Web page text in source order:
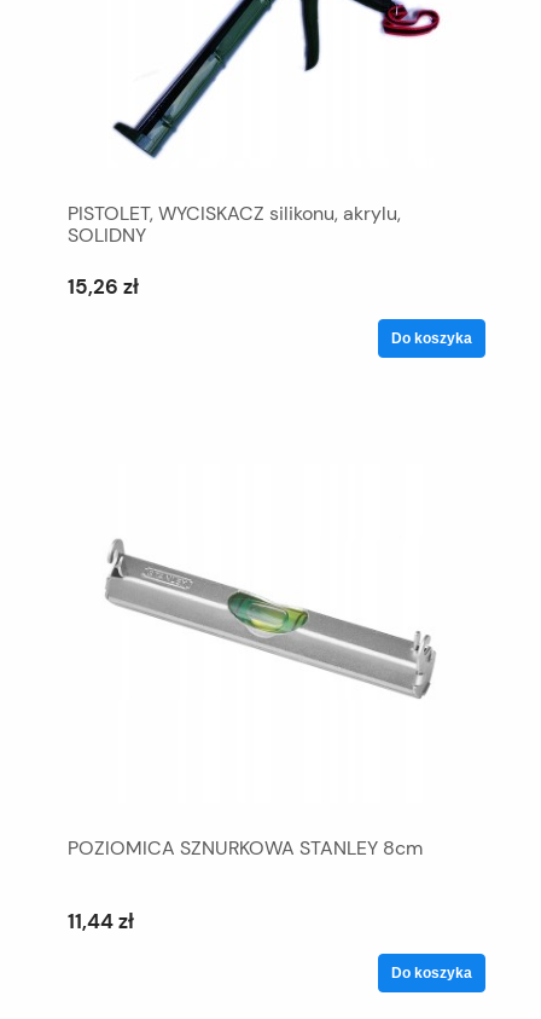
PISTOLET, WYCISKACZ silikonu, akrylu,
SOLIDNY
15,26 zł
Do koszyka
POZIOMICA SZNURKOWA STANLEY 8cm
11,44 zł
Do koszyka